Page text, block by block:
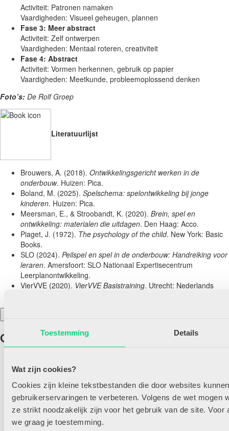
Toestemming Details
Wat zijn cookies?
Cookies zijn kleine tekstbestanden die door websites
gebruikerservaringen te verbeteren. Volgens de wet mogen
ze strikt noodzakelijk zijn voor het gebruik van de site. Voor
we graag je toestemming.
Activiteit: Patronen namaken
Vaardigheden: Visueel geheugen, plannen
Fase 3: Meer abstract
Activiteit: Zelf ontwerpen
Vaardigheden: Mentaal roteren, creativiteit
Fase 4: Abstract
Activiteit: Vormen herkennen, gebruik op papier
Vaardigheden: Meetkunde, probleemoplossend denken
Foto’s: De Rolf Groep
Literatuurlijst
Brouwers, A. (2018). Ontwikkelingsgericht werken in de
onderbouw. Huizen: Pica.
Boland, M. (2025). Spelschema: spelontwikkeling bij jonge
kinderen. Huizen: Pica.
Meersman, E., & Stroobandt, K. (2020). Brein, spel en
ontwikkeling: materialen die uitdagen. Den Haag: Acco.
Piaget, J. (1972). The psychology of the child. New York: Basic
Books.
SLO (2024). Peilspel en spel in de onderbouw: Handreiking voor
leraren. Amersfoort: SLO Nationaal Expertisecentrum
Leerplanontwikkeling.
VierVVE (2020). VierVVE Basistraining. Utrecht: Nederlands
Gerelateerde artikelen
02/06/2019
We’ve got the blues
Tijdens muziekactiviteiten kan gewerkt worden aan klank-, vorm-
en betekenisaspecten (KVB) door met kinderen te zingen, te